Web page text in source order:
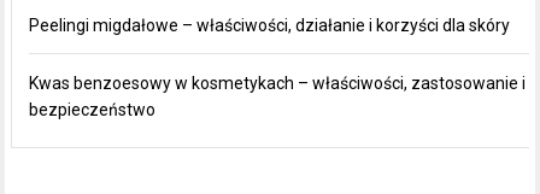
Peelingi migdałowe – właściwości, działanie i korzyści dla skóry
Kwas benzoesowy w kosmetykach – właściwości, zastosowanie i
bezpieczeństwo